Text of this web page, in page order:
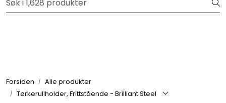
Skip to main contentVelkommen til vår forhandlerportal
Forsiden
Alle produkter
Tørkerullholder, Frittstående - Brilliant Steel
Om oss